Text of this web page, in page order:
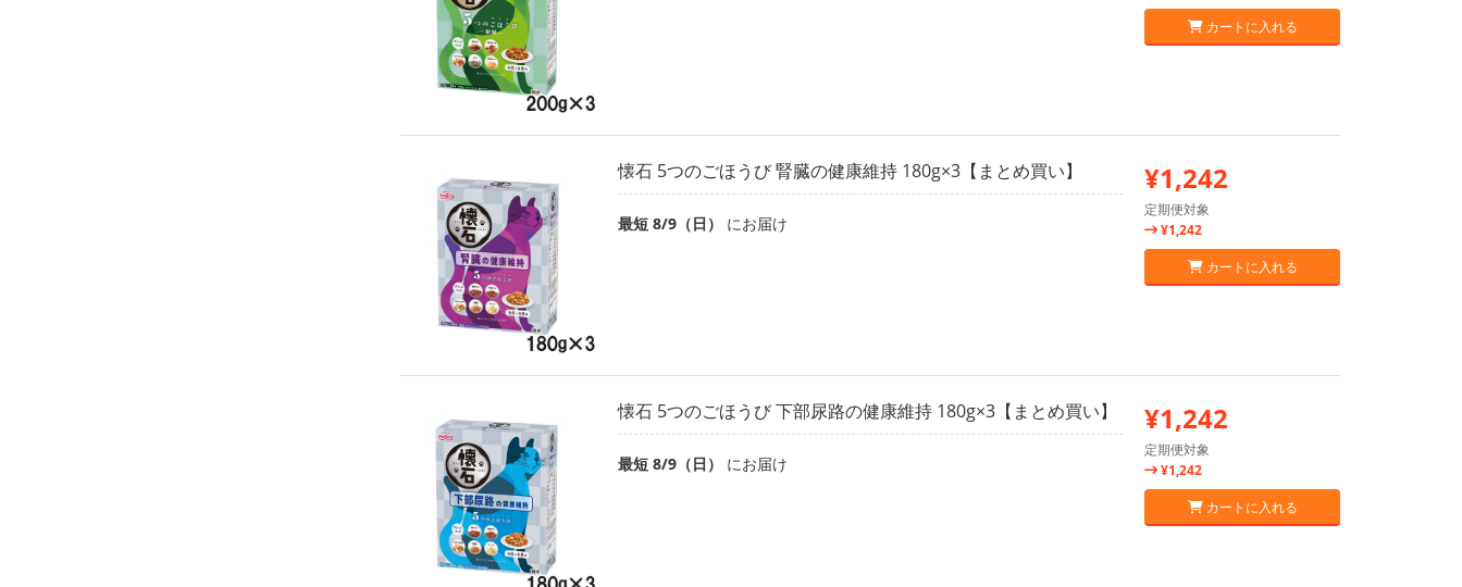
カートに入れる
懐石 5つのごほうび 腎臓の健康維持 180g×3【まとめ買い】
最短 8/9（日） にお届け
¥1,242
定期便対象
¥1,242
カートに入れる
懐石 5つのごほうび 下部尿路の健康維持 180g×3【まとめ買い】
最短 8/9（日） にお届け
¥1,242
定期便対象
¥1,242
カートに入れる